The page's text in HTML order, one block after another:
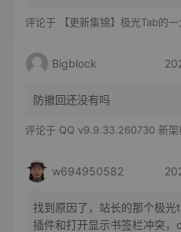
评论于 【更新集锦】极光Tab的一大波超实用功能来啦！
Bigblock
防撤回还没有吗
评论于 QQ v9.9.33.260730 新架
w694950582
找到原因了，站长的那个极光
插件和打开显示书签栏冲突，